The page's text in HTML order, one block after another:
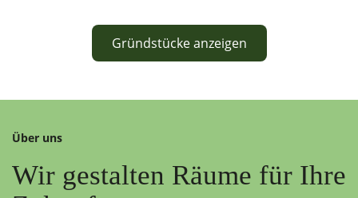
Gründstücke anzeigen
Über uns
Wir gestalten Räume für Ihre